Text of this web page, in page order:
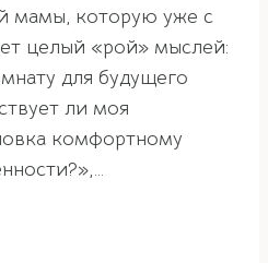
мамы, которую уже с
целый «рой» мыслей:
для будущего
ли моя
комфортному